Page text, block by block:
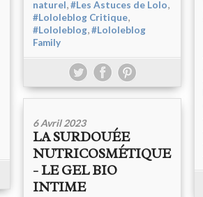
naturel,#Les Astuces de Lolo,
#Lololeblog Critique,
#Lololeblog,#Lololeblog
Family
6 Avril 2023
LA SURDOUÉE
NUTRICOSMÉTIQUE
- LE GEL BIO
INTIME